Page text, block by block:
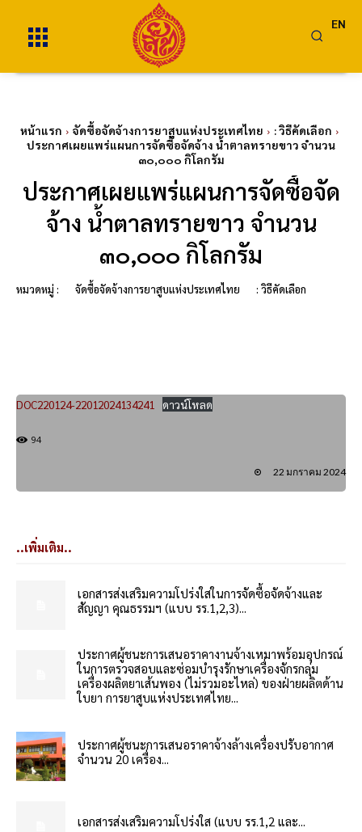
EN
หน้าแรก จัดซื้อจัดจ้างการยาสูบแห่งประเทศไทย
: วิธีคัดเลือก
ประกาศเผยแพร่แผนการจัดซื้อจัดจ้าง น้ำตาลทรายขาว จำนวน
๓๐,๐๐๐ กิโลกรัม
ประกาศเผยแพร่แผนการจัดซื้อจัด
จ้าง น้ำตาลทรายขาว จำนวน
๓๐,๐๐๐ กิโลกรัม
หมวดหมู่ : จัดซื้อจัดจ้างการยาสูบแห่งประเทศไทย : วิธีคัดเลือก
DOC220124-22012024134241 ดาวน์โหลด
94
22 มกราคม 2024
..เพิ่มเติม..
เอกสารส่งเสริมความโปร่งใสในการจัดซื้อจัดจ้างและ
สัญญา คุณธรรมฯ (แบบ รร.1,2,3)...
ประกาศผู้ชนะการเสนอราคางานจ้างเหมาพร้อมอุปกรณ์
ในการตรวจสอบและซ่อมบำรุงรักษาเครื่องจักรกลุ่ม
เครื่องผลิตยาเส้นพอง (ไม่รวมอะไหล่) ของฝ่ายผลิตด้าน
ใบยา การยาสูบแห่งประเทศไทย...
ประกาศผู้ชนะการเสนอราคาจ้างล้างเครื่องปรับอากาศ
จำนวน 20 เครื่อง...
เอกสารส่งเสริมความโปร่งใส (แบบ รร.1,2 และ...